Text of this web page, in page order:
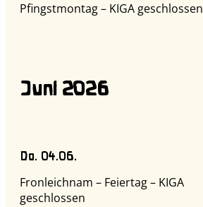
Pfingstmontag – KIGA geschlossen
Juni 2026
Do. 04.06.
Fronleichnam – Feiertag – KIGA
geschlossen